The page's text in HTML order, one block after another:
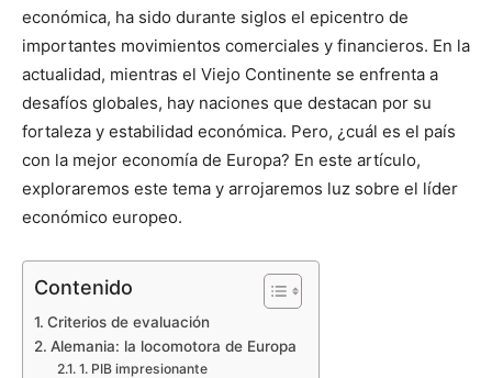
económica, ha sido durante siglos el epicentro de
importantes movimientos comerciales y financieros. En la
actualidad, mientras el Viejo Continente se enfrenta a
desafíos globales, hay naciones que destacan por su
fortaleza y estabilidad económica. Pero, ¿cuál es el país
con la mejor economía de Europa? En este artículo,
exploraremos este tema y arrojaremos luz sobre el líder
económico europeo.
Contenido
Criterios de evaluación
Alemania: la locomotora de Europa
1. PIB impresionante